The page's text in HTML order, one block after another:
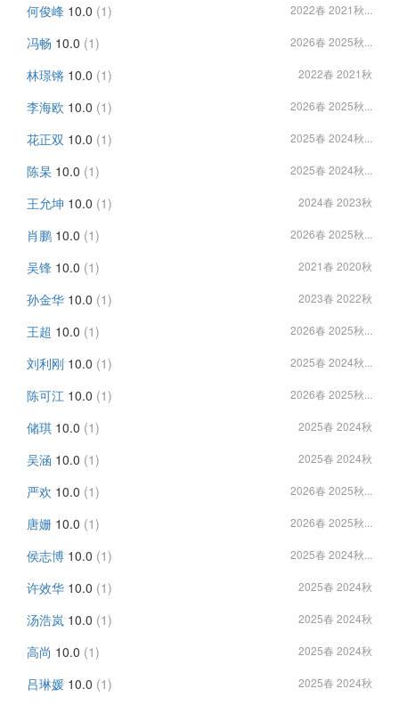
何俊峰 10.0 (1) 2022春 2021秋...
冯畅 10.0 (1) 2026春 2025秋...
林璟锵 10.0 (1) 2022春 2021秋
李海欧 10.0 (1) 2026春 2025秋...
花正双 10.0 (1) 2025春 2024秋...
陈杲 10.0 (1) 2025春 2024秋...
王允坤 10.0 (1) 2024春 2023秋
肖鹏 10.0 (1) 2026春 2025秋...
吴锋 10.0 (1) 2021春 2020秋
孙金华 10.0 (1) 2023春 2022秋
王超 10.0 (1) 2026春 2025秋...
刘利刚 10.0 (1) 2025春 2024秋...
陈可江 10.0 (1) 2026春 2025秋...
储琪 10.0 (1) 2025春 2024秋
吴涵 10.0 (1) 2025春 2024秋
严欢 10.0 (1) 2026春 2025秋...
唐姗 10.0 (1) 2026春 2025秋...
侯志博 10.0 (1) 2025春 2024秋...
许效华 10.0 (1) 2025春 2024秋
汤浩岚 10.0 (1) 2025春 2024秋
高尚 10.0 (1) 2025春 2024秋
吕琳媛 10.0 (1) 2025春 2024秋